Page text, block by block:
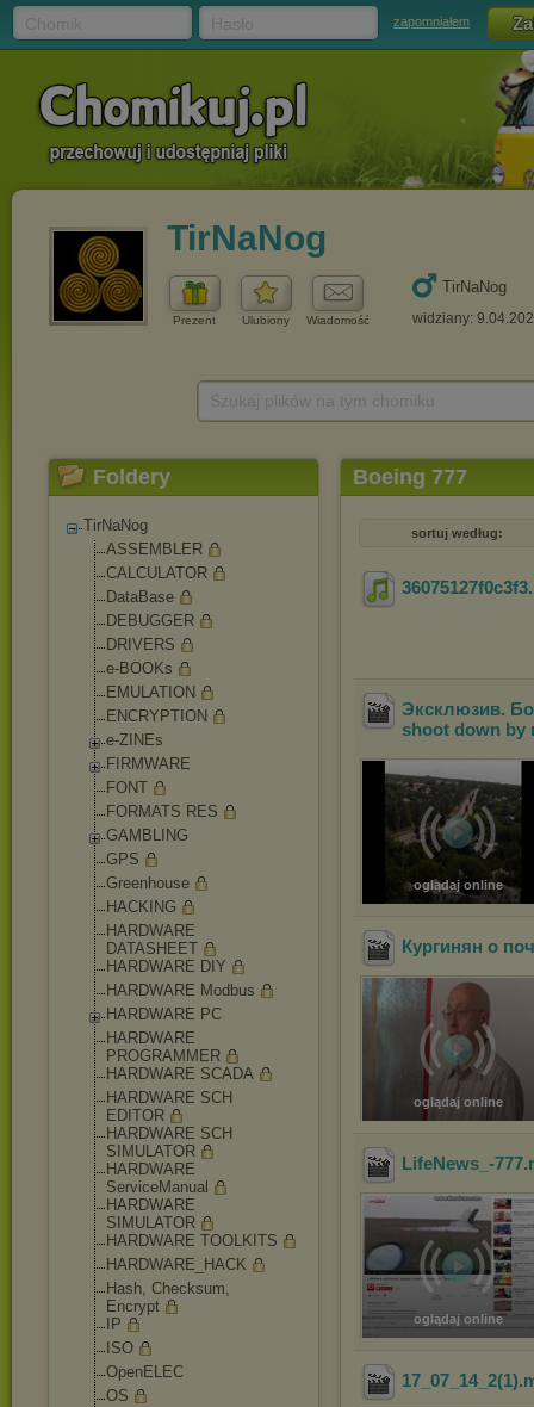
zapomniałem
TirNaNog
Prezent Ulubiony Wiadomość
TirNaNog
widziany:
Foldery
TirNaNog
ASSEMBLER
CALCULATOR
DataBase
DEBUGGER
DRIVERS
e-BOOKs
EMULATION
ENCRYPTION
e-ZINEs
FIRMWARE
FONT
FORMATS RES
GAMBLING
GPS
Greenhouse
HACKING
HARDWARE
DATASHEET
HARDWARE DIY
HARDWARE Modbus
HARDWARE PC
HARDWARE
PROGRAMMER
HARDWARE SCADA
HARDWARE SCH
EDITOR
HARDWARE SCH
SIMULATOR
HARDWARE
ServiceManual
HARDWARE
SIMULATOR
HARDWARE TOOLKITS
HARDWARE_HACK
Hash, Checksum,
Encrypt
IP
ISO
OpenELEC
OS
Boeing 777
sortuj według:
36075127f0c3f3
Эксклюзив.
shoot down by
oglądaj online
Кургинян о
oglądaj online
LifeNews_-777
oglądaj online
17_07_14_2(1)